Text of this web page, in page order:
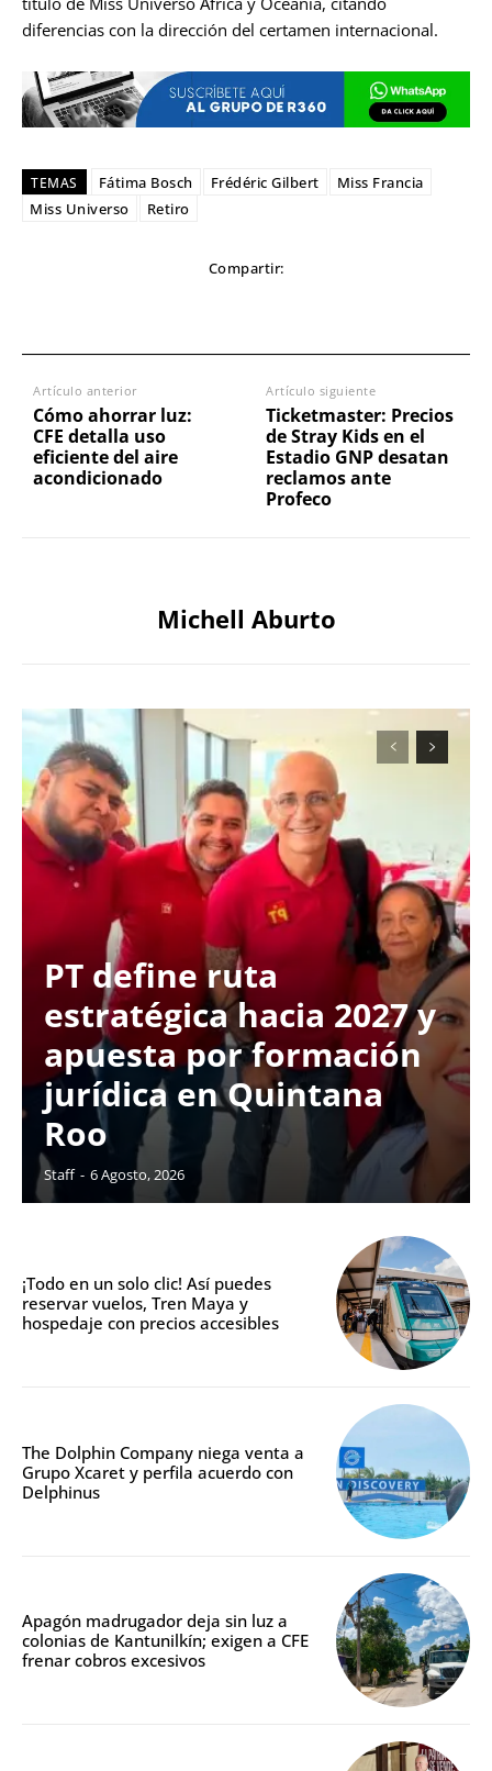
diferencias con la dirección del certamen internacional.
TEMAS Fátima Bosch Frédéric Gilbert
Miss Francia
Miss Universo
Retiro
Compartir:
Artículo anterior
Cómo ahorrar luz:
CFE detalla uso
eficiente del aire
acondicionado
Artículo siguiente
Ticketmaster: Precios
de Stray Kids en el
Estadio GNP desatan
reclamos ante
Profeco
Michell Aburto
PT define ruta
estratégica hacia 2027 y
apuesta por formación
jurídica en Quintana
Roo
Staff - 6 Agosto, 2026
¡Todo en un solo clic! Así puedes
reservar vuelos, Tren Maya y
hospedaje con precios accesibles
The Dolphin Company niega venta a
Grupo Xcaret y perfila acuerdo con
Delphinus
Apagón madrugador deja sin luz a
colonias de Kantunilkín; exigen a CFE
frenar cobros excesivos